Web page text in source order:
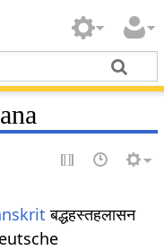
बद्धहस्तहलासन